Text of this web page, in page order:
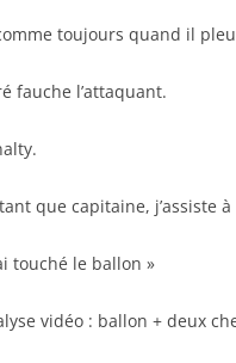
toujours quand il
fauche l’attaquant.
que capitaine, j’assiste
touché le ballon »
vidéo : ballon + deux